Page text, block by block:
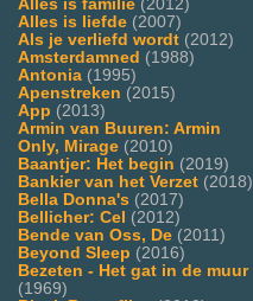
Alles is familie (2012)
Alles is liefde (2007)
Als je verliefd wordt (2012)
Amsterdamned (1988)
Antonia (1995)
Apenstreken (2015)
App (2013)
Armin van Buuren: Armin
Only, Mirage (2010)
Baantjer: Het begin (2019)
Bankier van het Verzet (2018)
Bella Donna's (2017)
Bellicher: Cel (2012)
Bende van Oss, De (2011)
Beyond Sleep (2016)
Bezeten - Het gat in de muur
(1969)